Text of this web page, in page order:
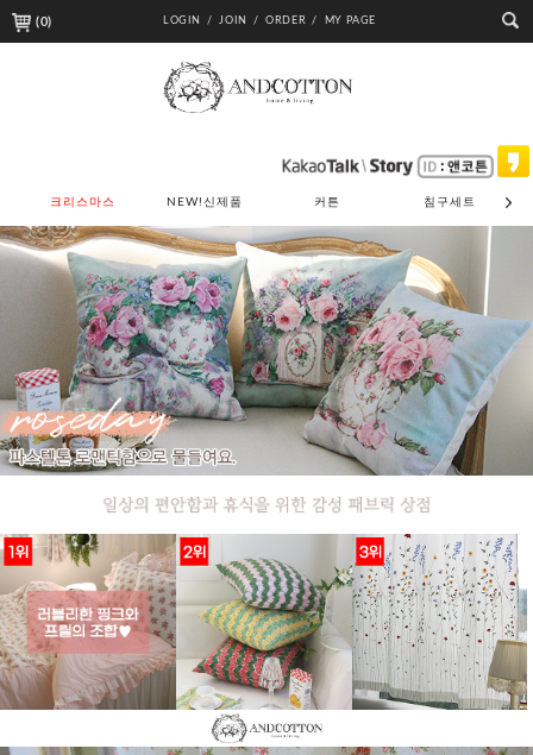
(0) LOGIN / JOIN / ORDER / MY PAGE
크리스마스 NEW!신제품 커튼 침구세트